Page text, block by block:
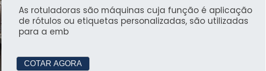
As rotuladoras são máquinas cuja função é aplicação
de rótulos ou etiquetas personalizadas, são utilizadas
para a emb
COTAR AGORA